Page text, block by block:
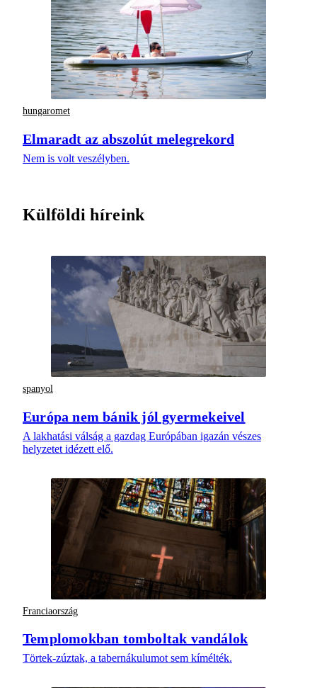
hungaromet
Elmaradt az abszolút melegrekord
Nem is volt veszélyben.
Külföldi híreink
spanyol
Európa nem bánik jól gyermekeivel
A lakhatási válság a gazdag Európában igazán vészes
helyzetet idézett elő.
Franciaország
Templomokban tomboltak vandálok
Törtek-zúztak, a tabernákulumot sem kímélték.